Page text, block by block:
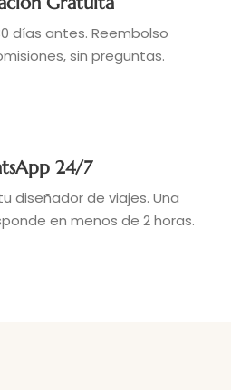
días antes. Reembolso
sin preguntas.
24/7
diseñador de viajes. Una
en menos de 2 horas.